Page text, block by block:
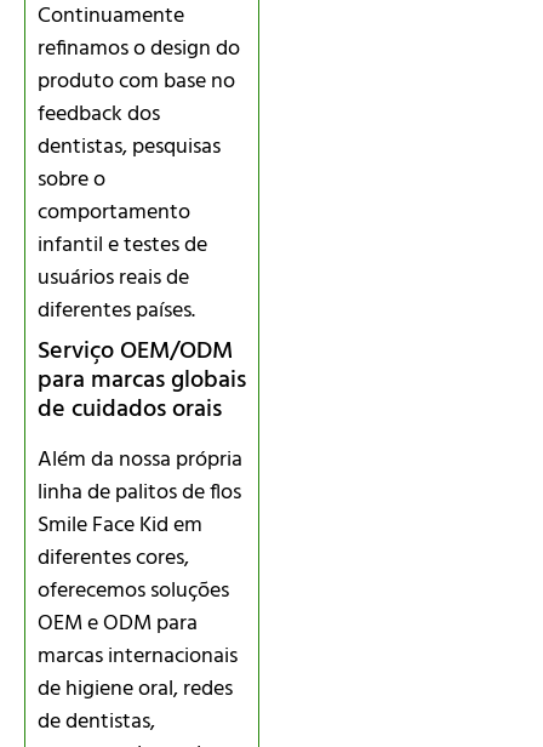
Continuamente
refinamos o design do
produto com base no
feedback dos
dentistas, pesquisas
sobre o
comportamento
infantil e testes de
usuários reais de
diferentes países.
Serviço OEM/ODM
para marcas globais
de cuidados orais
Além da nossa própria
linha de palitos de flos
Smile Face Kid em
diferentes cores,
oferecemos soluções
OEM e ODM para
marcas internacionais
de higiene oral, redes
de dentistas,